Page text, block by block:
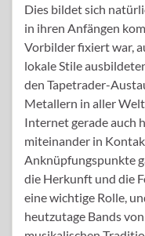
Dies bildet sich
in ihren Anfängen
Vorbilder fixiert war,
lokale Stile
den Tapetrader-
Metallern in aller
Internet gerade auch
miteinander in
Anknüpfungspunkte
die Herkunft und die
eine wichtige Rolle,
heutzutage Bands